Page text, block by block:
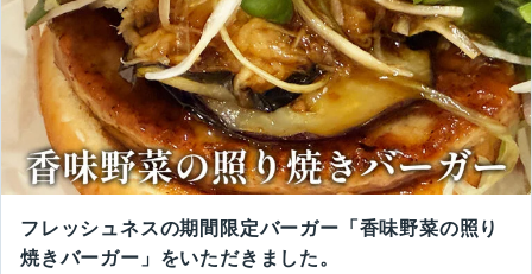
フレッシュネスの期間限定バーガー「香味野菜の照り
焼きバーガー」をいただきました。